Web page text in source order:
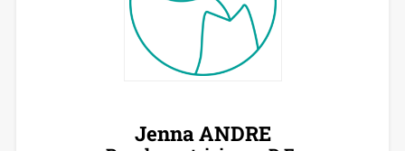
Jenna ANDRE